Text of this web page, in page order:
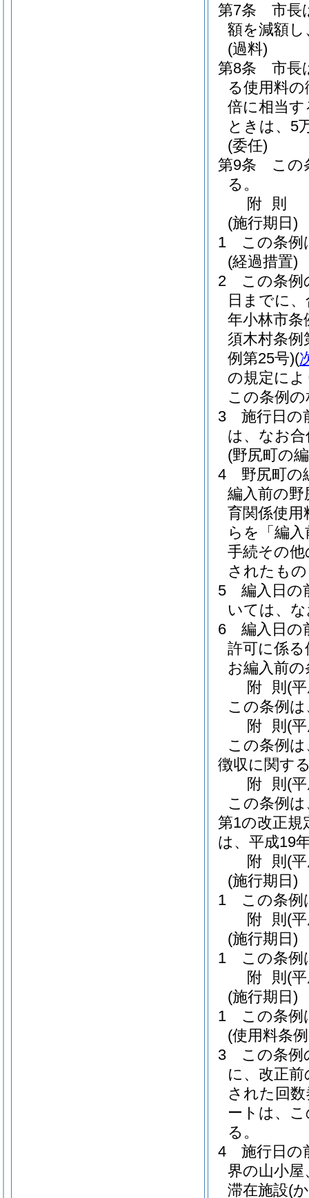
第7条
市長
額を減額
(過料)
第8条
市長
る使用料
倍に相当す
ときは、5
(委任)
第9条
この
る。
附 則
(施行期日)
1
この条例
(経過措置)
2
この条例
日までに
年小林市条
須木村条例
例第25号)(
の規定に
この条例
3
施行日の
は、なお
(野尻町の
4
野尻町の
編入前の野
育関係使用
らを「編
手続その
されたも
5
編入日の
いては、
6
編入日の
許可に係
お編入前
附 則 (
この条例
附 則 (
この条例
徴収に関す
附 則 (
この条例
第1の改正
は、平成19
附 則 (
(施行期日)
1
この条例
附 則 (
(施行期日)
1
この条例
附 則 (
(施行期日)
1
この条例
(使用料条
3
この条例
に、改正
された回
ートは、
る。
4
施行日の
界の山小屋
滞在施設(